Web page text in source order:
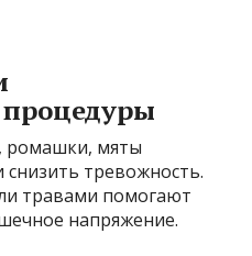
ромашки, мяты
тревожность.
травами помогают
напряжение.